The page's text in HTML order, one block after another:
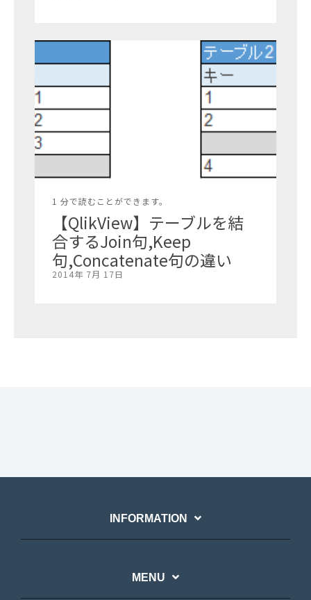
1 分で読むことができます。
【QlikView】テーブルを結
合するJoin句,Keep
句,Concatenate句の違い
2014年 7月 17日
INFORMATION
MENU